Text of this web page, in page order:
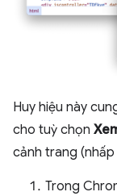
Huy hiệu này
cho tuỳ chọn
cảnh trang
Trong